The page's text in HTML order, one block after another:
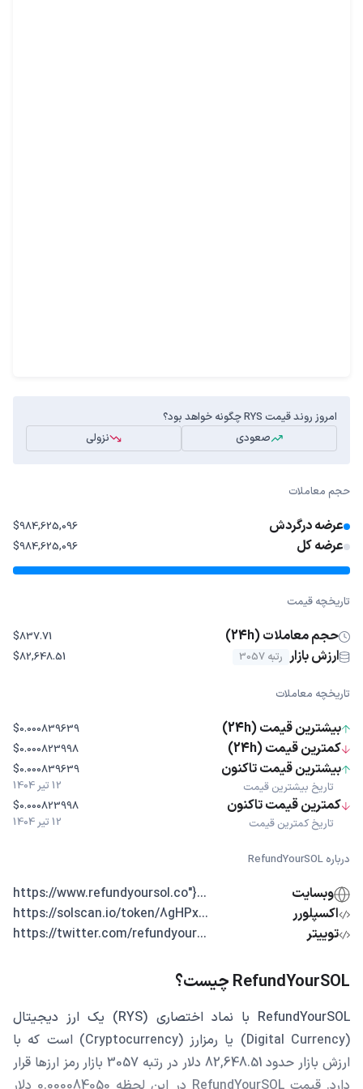
امروز روند قیمت RYS چگونه خواهد بود؟
صعودی
نزولی
حجم معاملات
عرضه درگردش $984,625,096
عرضه کل $984,625,096
تاریخچه قیمت
حجم معاملات (24h) $837.71
ارزش بازار رتبه 3057 $82,648.51
تاریخچه معاملات
بیشترین قیمت (24h) $0.000839639
کمترین قیمت (24h) $0.000823998
بیشترین قیمت تاکنون
تاریخ بیشترین قیمت
$0.000839639
12 تیر 1404
کمترین قیمت تاکنون
تاریخ کمترین قیمت
$0.000823998
12 تیر 1404
درباره RefundYourSOL
وبسایت
...{"https://www.refundyoursol.co
اکسپلورر
...https://solscan.io/token/8gHPx
توییتر
...https://twitter.com/refundyour
RefundYourSOL چیست؟
RefundYourSOL با نماد اختصاری (RYS) یک ارز دیجیتال
(Digital Currency) یا رمزارز (Cryptocurrency) است که با
ارزش بازار حدود 82,648.51 دلار در رتبه 3057 بازار رمز ارزها قرار